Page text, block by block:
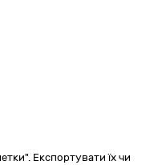
Експортувати їх чи